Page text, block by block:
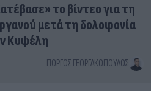
το βίντεο για τη
μετά τη δολοφονία
Κυψέλη
ΓΙΏΡΓΟΣ ΓΕΩΡΓΑΚΌΠΟΥΛΟΣ